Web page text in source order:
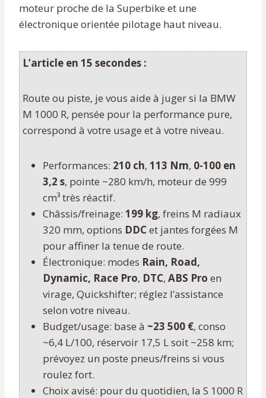
moteur proche de la Superbike et une
électronique orientée pilotage haut niveau.
L’article en 15 secondes :
Route ou piste, je vous aide à juger si la BMW
M 1000 R, pensée pour la performance pure,
correspond à votre usage et à votre niveau.
Performances: 210 ch, 113 Nm, 0-100 en
3,2 s, pointe ~280 km/h, moteur de 999
cm³ très réactif.
Châssis/freinage: 199 kg, freins M radiaux
320 mm, options DDCet jantes forgées M
pour affiner la tenue de route.
Électronique: modes Rain, Road,
Dynamic, Race Pro, DTC, ABS Pro en
virage, Quickshifter; réglez l’assistance
selon votre niveau.
Budget/usage: base à ~23 500 €, conso
~6,4 L/100, réservoir 17,5 L soit ~258 km;
prévoyez un poste pneus/freins si vous
roulez fort.
Choix avisé: pour du quotidien, la S 1000 R